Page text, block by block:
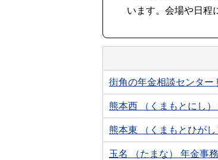
います。会場や日程
街角の年金相談センター
熊本西 （くまもとにし
熊本東 （くまもとひが
玉名 （たまな） 年金事